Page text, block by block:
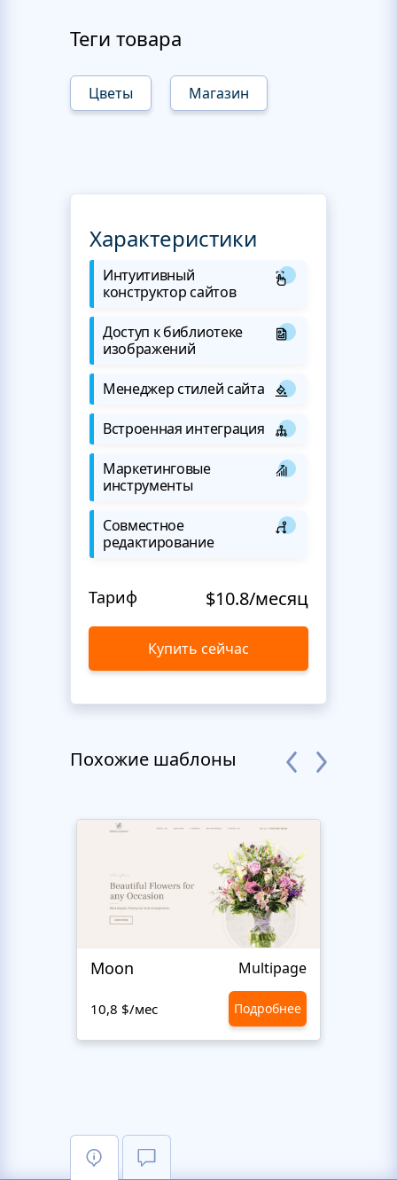
Теги товара
Цветы Магазин
Характеристики
Интуитивный
конструктор сайтов
Доступ к библиотеке
изображений
Менеджер стилей сайта
Встроенная интеграция
Маркетинговые
инструменты
Совместное
редактирование
Тариф $10.8/месяц
Купить сейчас
Похожие шаблоны
Moon Multipage
10,8 $/мес Подробнее